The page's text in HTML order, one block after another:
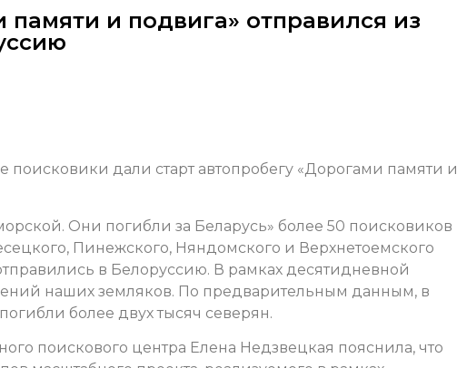
и подвига» отправился из
поисковики дали старт автопробегу «Дорогами памяти и
Они погибли за Беларусь» более 50 поисковиков
Пинежского, Няндомского и Верхнетоемского
в Белоруссию. В рамках десятидневной
наших земляков. По предварительным данным, в
более двух тысяч северян.
поискового центра Елена Недзвецкая пояснила, что